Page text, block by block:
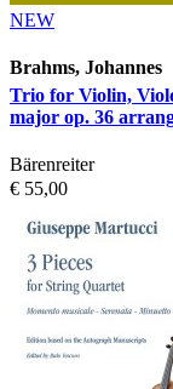
NEW
Brahms, Johannes
Trio for Violin,
major op. 36
Bärenreiter
€ 55,00